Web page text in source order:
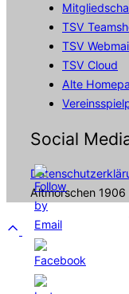
TSV
TSV
TSV Cloud
Alte
Social
Altmorschen 1906
Scroll
top